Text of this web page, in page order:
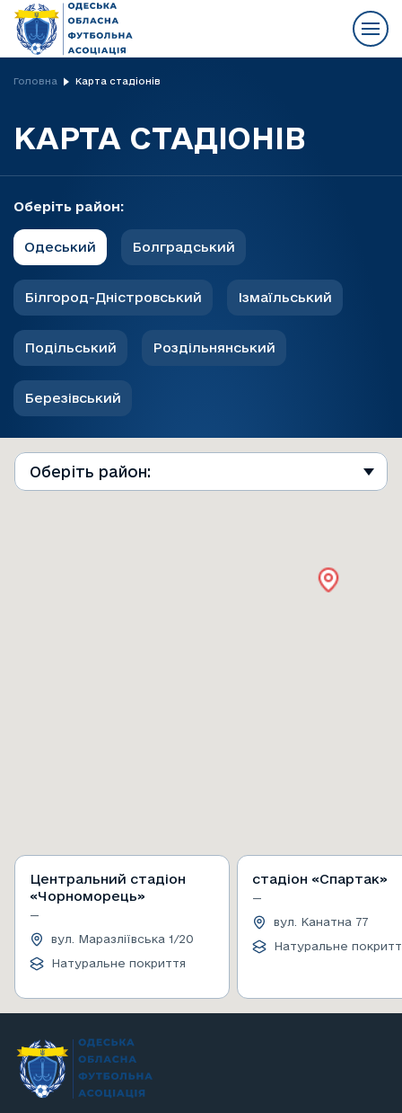
Головна Карта стадіонів
КАРТА СТАДІОНІВ
Оберіть район:
Одеський Болградський
Білгород-Дністровський Ізмаїльський
Подільський Роздільнянський
Березівський
Оберіть район:
Центральний стадіон
«Чорноморець»
—
вул. Маразліївська 1/20
Натуральне покриття
стадіон «Спартак»
—
вул. Канатна 77
Натуральне